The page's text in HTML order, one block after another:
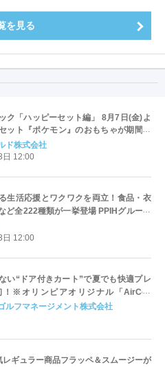
を見る
ク「ハッピーセット編」 8月7日(金)よ
ット『ポケモン』のおもちゃが期間限
ド株式会社
日 12:00
生活応援とワクワクを両立！食品・衣
ど全222種類が一挙登場 PPIHグループ
ール 8月6日(木)より順次スタート
日 12:00
い“ドア付きカート”で夏でも快適プレ
オリンピアオリジナル「AirCon
カート）」導入 | ＰＧＭ
ルフマネージメント株式会社
ギュラー商品フラッペ＆スムージーが